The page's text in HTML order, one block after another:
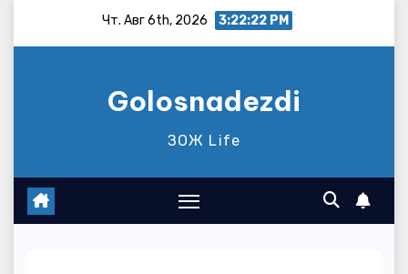
Чт. Авг 6th, 2026 3:22:23 PM
Golosnadezdi
ЗОЖ Life